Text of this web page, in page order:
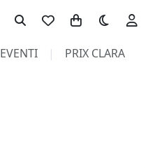
Toggle theme
EVENTI PRIX CLARA